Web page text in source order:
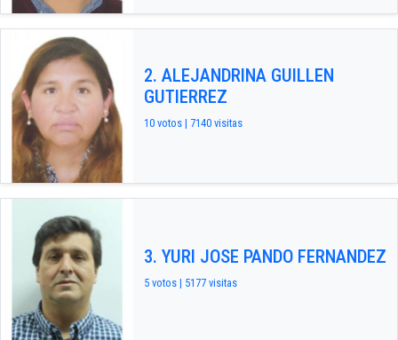
2. ALEJANDRINA GUILLEN
GUTIERREZ
10 votos | 7140 visitas
3. YURI JOSE PANDO FERNANDEZ
5 votos | 5177 visitas